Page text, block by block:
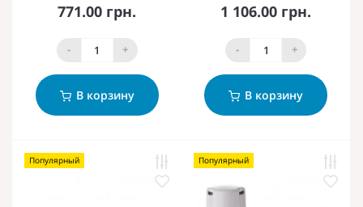
771.00 грн.
- +
В корзину
1 106.00 грн.
- +
В корзину
Популярный Популярный